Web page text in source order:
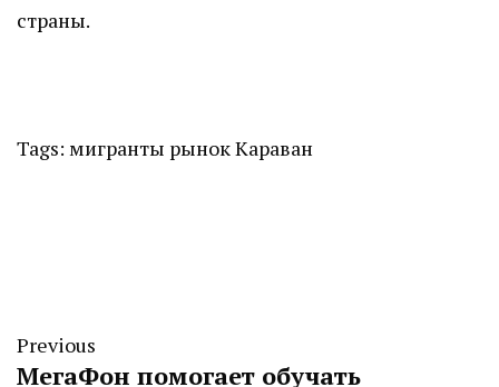
страны.
Tags: мигранты рынок Караван
Previous
МегаФон помогает обучать